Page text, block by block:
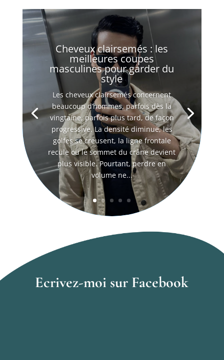
Cheveux clairsemés : les
meilleures coupes
masculines pour garder du
style
Les cheveux clairsemés concernent
beaucoup d’hommes, parfois dès la
vingtaine, parfois plus tard, de façon
progressive. La densité diminue, les
golfes se creusent, la ligne frontale
recule ou le sommet du crâne devient
plus visible. Pourtant, perdre en
volume ne...
Ecrivez-moi sur Facebook